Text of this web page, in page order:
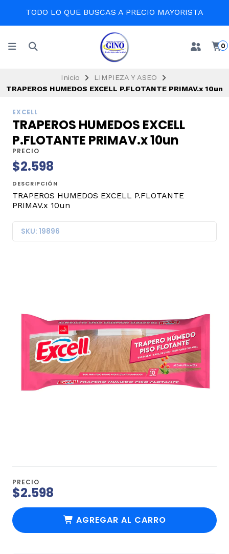
TODO LO QUE BUSCAS A PRECIO MAYORISTA
0
Inicio
LIMPIEZA Y ASEO
TRAPEROS HUMEDOS EXCELL P.FLOTANTE PRIMAV.x 10un
EXCELL
TRAPEROS HUMEDOS EXCELL
P.FLOTANTE PRIMAV.x 10un
PRECIO
$2.598
DESCRIPCIÓN
TRAPEROS HUMEDOS EXCELL P.FLOTANTE
PRIMAV.x 10un
SKU: 19896
PRECIO
$2.598
AGREGAR AL CARRO